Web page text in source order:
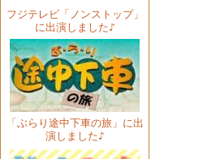
フジテレビ「ノンストップ」
に出演しました♪
「ぶらり途中下車の旅」に出
演しました♪